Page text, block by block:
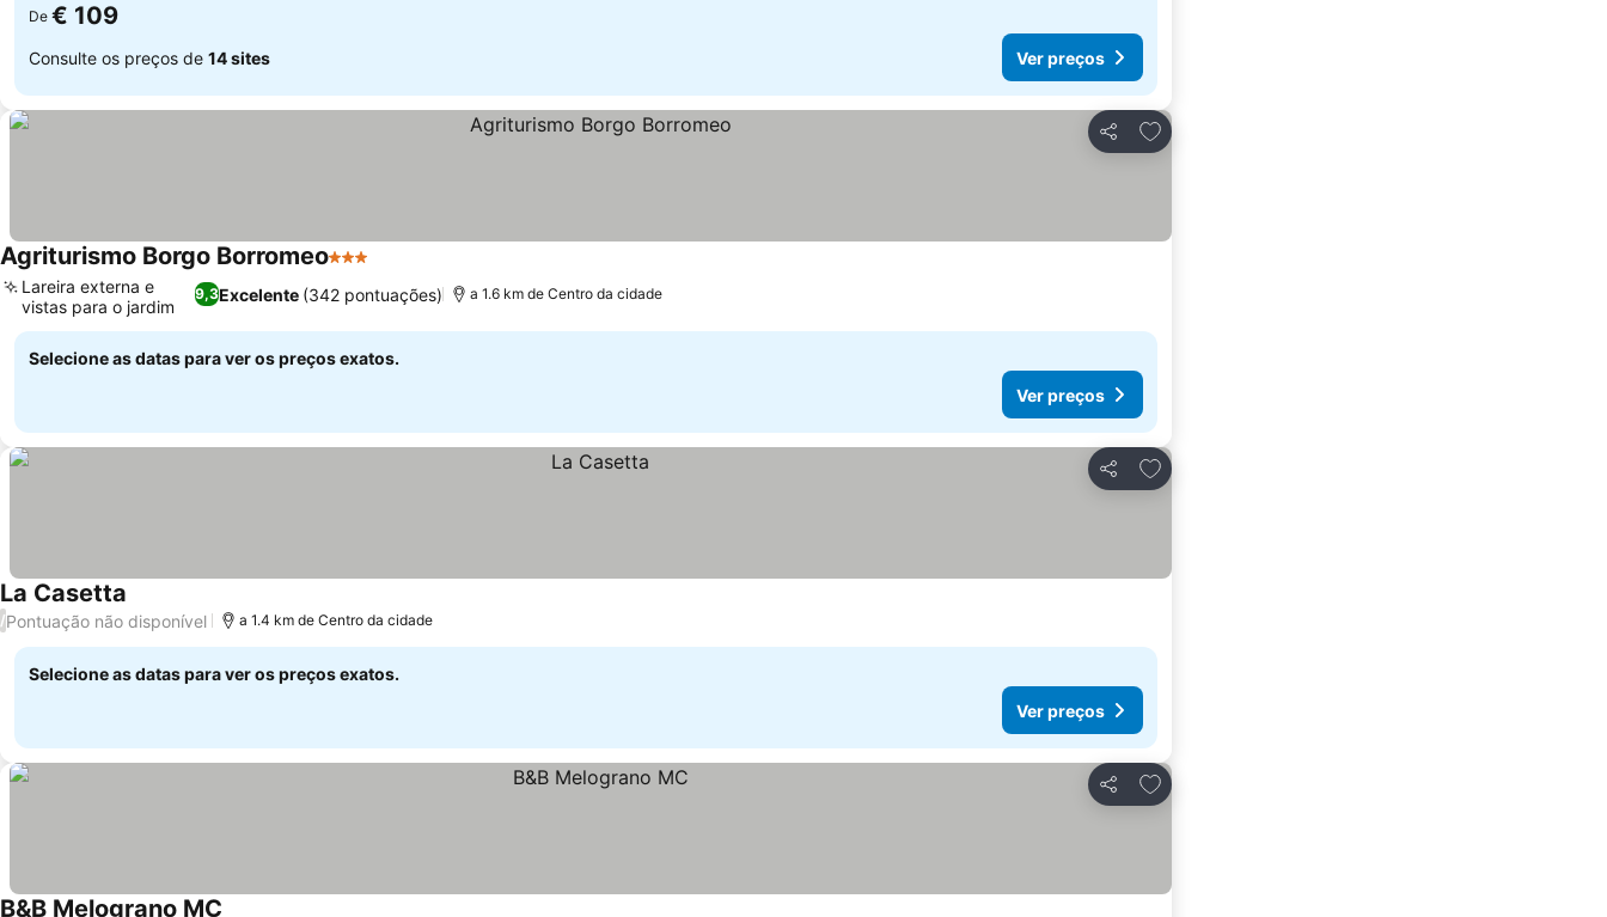
De € 109
Consulte os preços de 14 sites Ver preços
Partilhar
Adicionar aos favoritos
Agriturismo Borgo Borromeo3 Estrelas
9,3Excelente (342 pontuações)
Lareira externa e
vistas para o jardim
a 1.6 km de Centro da cidade
Selecione as datas para ver os preços exatos.
Ver preços
Partilhar
Adicionar aos favoritos
La Casetta
/Pontuação não disponível a 1.4 km de Centro da cidade
Selecione as datas para ver os preços exatos.
Ver preços
Partilhar
Adicionar aos favoritos
B&B Melograno MC